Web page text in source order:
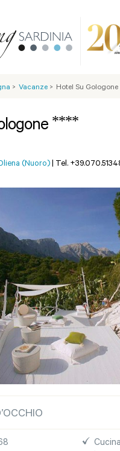
> Vacanze > Hotel Su Gologone
****
(Nuoro) | Tel.